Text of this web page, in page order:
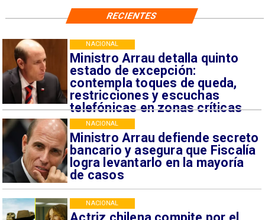
Ministro Arrau detalla quinto
estado de excepción:
contempla toques de queda,
restricciones y escuchas
telefónicas en zonas críticas
NACIONAL
Ministro Arrau defiende secreto
bancario y asegura que Fiscalía
logra levantarlo en la mayoría
de casos
NACIONAL
NACIONAL
RECIENTES